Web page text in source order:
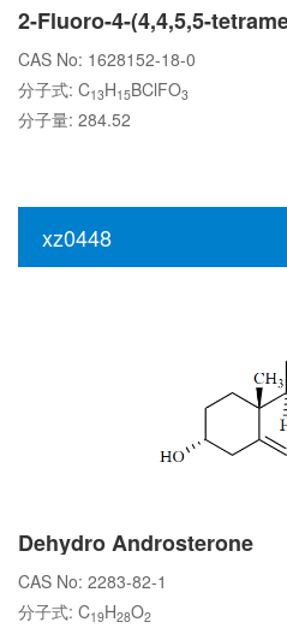
CAS No: 1628152-18-0
分子式: C13H15BClFO3
分子量: 284.52
xz0448
Dehydro Androsterone
CAS No: 2283-82-1
分子式: C19H28O2